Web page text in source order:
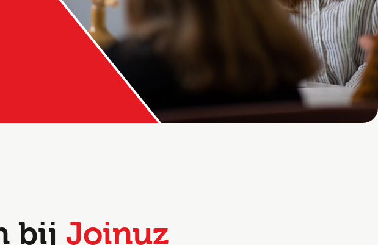
bij Joinuz